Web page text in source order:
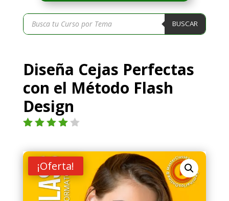
Búsqueda
de
productos
BUSCAR
Diseña Cejas Perfectas
con el Método Flash
Design
4.00de
5 en
base a
valoraci
ón de
¡Oferta!